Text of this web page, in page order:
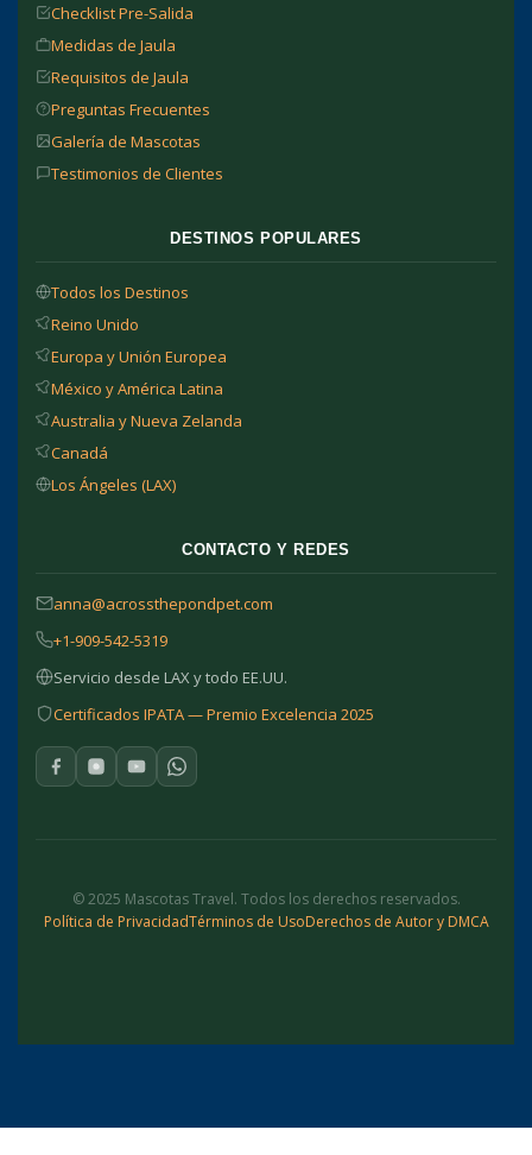
Checklist Pre-Salida
Medidas de Jaula
Requisitos de Jaula
Preguntas Frecuentes
Galería de Mascotas
Testimonios de Clientes
DESTINOS POPULARES
Todos los Destinos
Reino Unido
Europa y Unión Europea
México y América Latina
Australia y Nueva Zelanda
Canadá
Los Ángeles (LAX)
CONTACTO Y REDES
anna@acrossthepondpet.com
+1-909-542-5319
Servicio desde LAX y todo EE.UU.
Certificados IPATA — Premio Excelencia 2025
© 2025 Mascotas Travel. Todos los derechos reservados.
Política de PrivacidadTérminos de UsoDerechos de Autor y DMCA